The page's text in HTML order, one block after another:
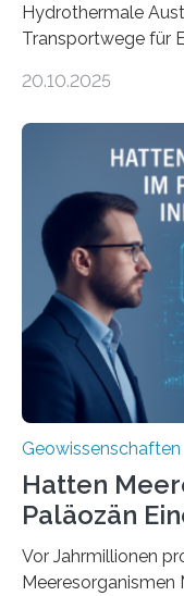
Hydrothermale
Transportwege für
Stoffkreislauf im
mit dem Titel
& Environment
neu, um zu
Systemen
transportiert werden
20.10.2025
Geowissenschaften
Hatten
Paläozän
Vor Jahrmillionen
Meeresorganismen